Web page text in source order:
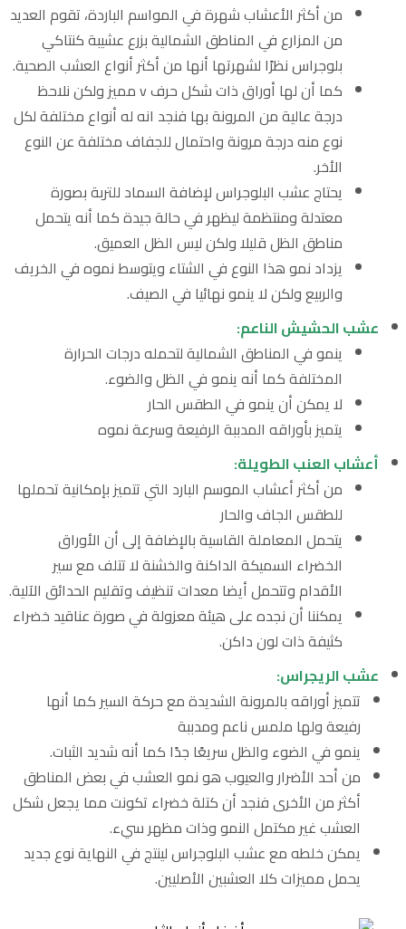
من أكثر الأعشاب شهرة في المواسم الباردة، تقوم العديد
من المزارع في المناطق الشمالية بزرع عشيبة كنتاكي
بلوجراس نظرًا لشهرتها أنها من أكثر أنواع العشب الصحية.
كما أن لها أوراق ذات شكل حرف v مميز ولكن نلاحظ
درجة عالية من المرونة بها فنجد انه له أنواع مختلفة لكل
نوع منه درجة مرونة واحتمال للجفاف مختلفة عن النوع
الأخر.
يحتاج عشب البلوجراس لإضافة السماد للتربة بصورة
معتدلة ومنتظمة ليظهر في حالة جيدة كما أنه يتحمل
مناطق الظل قليلا ولكن ليس الظل العميق.
يزداد نمو هذا النوع في الشتاء ويتوسط نموه في الخريف
والربيع ولكن لا ينمو نهائيا في الصيف.
عشب الحشيش الناعم:
ينمو في المناطق الشمالية لتحمله درجات الحرارة
المختلفة كما أنه ينمو في الظل والضوء.
لا يمكن أن ينمو في الطقس الحار
يتميز بأوراقه المدببة الرفيعة وسرعة نموه
أعشاب العنب الطويلة:
من أكثر أعشاب الموسم البارد التي تتميز بإمكانية تحملها
للطقس الجاف والحار
يتحمل المعاملة القاسية بالإضافة إلى أن الأوراق
الخضراء السميكة الداكنة والخشنة لا تتلف مع سير
الأقدام وتتحمل أيضا معدات تنظيف وتقليم الحدائق الآلية.
يمكننا أن نجده على هيئة معزولة في صورة عناقيد خضراء
كثيفة ذات لون داكن.
عشب الريجراس:
تتميز أوراقه بالمرونة الشديدة مع حركة السير كما أنها
رفيعة ولها ملمس ناعم ومدببة
ينمو في الضوء والظل سريعًا جدًا كما أنه شديد الثبات.
من أحد الأضرار والعيوب هو نمو العشب في بعض المناطق
أكثر من الأخرى فنجد أن كتلة خضراء تكونت مما يجعل شكل
العشب غير مكتمل النمو وذات مظهر سيء.
يمكن خلطه مع عشب البلوجراس لينتج في النهاية نوع جديد
يحمل مميزات كلا العشبين الأصليين.